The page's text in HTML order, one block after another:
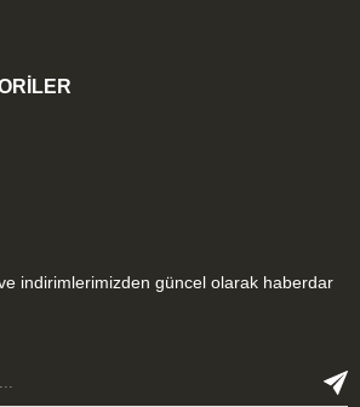
indirimlerimizden güncel olarak haberdar